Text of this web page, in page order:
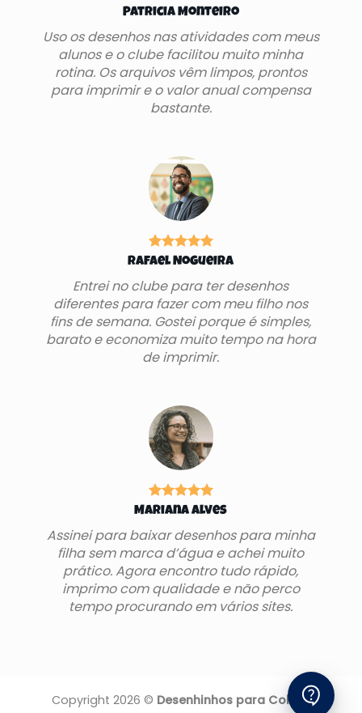
Patricia Monteiro
Uso os desenhos nas atividades com meus
alunos e o clube facilitou muito minha
rotina. Os arquivos vêm limpos, prontos
para imprimir e o valor anual compensa
bastante.
Rafael Nogueira
Entrei no clube para ter desenhos
diferentes para fazer com meu filho nos
fins de semana. Gostei porque é simples,
barato e economiza muito tempo na hora
de imprimir.
Mariana Alves
Assinei para baixar desenhos para minha
filha sem marca d’água e achei muito
prático. Agora encontro tudo rápido,
imprimo com qualidade e não perco
tempo procurando em vários sites.
Copyright 2026 © Desenhinhos para Colorir